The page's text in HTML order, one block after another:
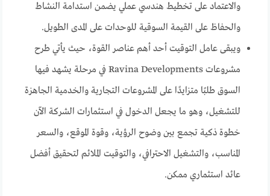
والاعتماد على تخطيط هندسي عملي يضمن استدامة النشاط
والحفاظ على القيمة السوقية للوحدات على المدى الطويل.
ويبقى عامل التوقيت أحد أهم عناصر القوة، حيث يأتي طرح
مشروعات Ravina Developments في مرحلة يشهد فيها
السوق طلبًا متزايدًا على المشروعات التجارية والخدمية الجاهزة
للتشغيل، وهو ما يجعل الدخول في استثمارات الشركة الآن
خطوة ذكية تجمع بين وضوح الرؤية، وقوة الموقع، والسعر
المناسب، والتشغيل الاحترافي، والتوقيت الملائم لتحقيق أفضل
عائد استثماري ممكن.